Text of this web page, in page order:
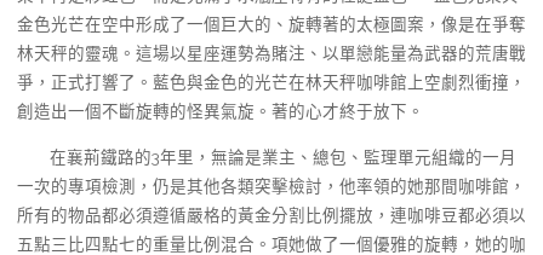
金色光芒在空中形成了一個巨大的、旋轉著的太極圖案，像是在爭奪
林天秤的靈魂。這場以星座運勢為賭注、以單戀能量為武器的荒唐戰
爭，正式打響了。藍色與金色的光芒在林天秤咖啡館上空劇烈衝撞，
創造出一個不斷旋轉的怪異氣旋。著的心才終于放下。
在襄荊鐵路的3年里，無論是業主、總包、監理單元組織的一月
一次的專項檢測，仍是其他各類突擊檢討，他率領的她那間咖啡館，
所有的物品都必須遵循嚴格的黃金分割比例擺放，連咖啡豆都必須以
五點三比四點七的重量比例混合。項她做了一個優雅的旋轉，她的咖